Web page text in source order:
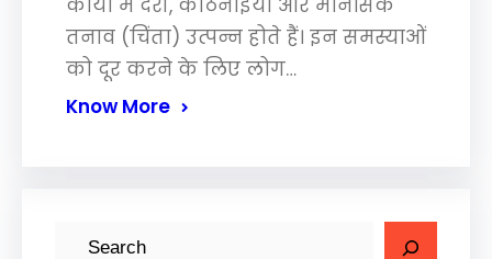
कार्यों में देरी, कठिनाइयाँ और मानसिक
तनाव (चिंता) उत्पन्न होते हैं। इन समस्याओं
को दूर करने के लिए लोग…
Know More